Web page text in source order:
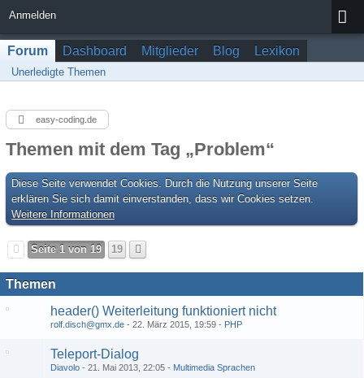
Anmelden
Forum Dashboard Mitglieder Blog Lexikon
Unerledigte Themen
easy-coding.de
Themen mit dem Tag „Problem“
Diese Seite verwendet Cookies. Durch die Nutzung unserer Seite
erklären Sie sich damit einverstanden, dass wir Cookies setzen.
Weitere Informationen
Seite 1 von 19 19
Themen
header() Weiterleitung funktioniert nicht
rolf.disch@gmx.de 22. März 2015, 19:59 PHP
Teleport-Dialog
Diavolo 21. Mai 2013, 22:05 Multimedia Sprachen